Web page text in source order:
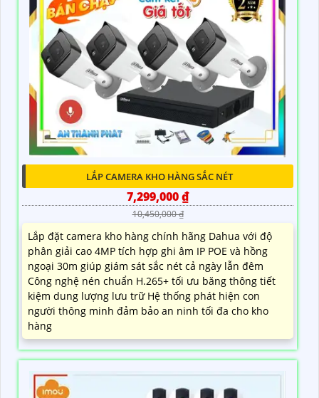
LẮP CAMERA KHO HÀNG SẮC NÉT
7,299,000 ₫
10,450,000 ₫
Lắp đặt camera kho hàng chính hãng Dahua với độ
phân giải cao 4MP tích hợp ghi âm IP POE và hồng
ngoại 30m giúp giám sát sắc nét cả ngày lẫn đêm
Công nghệ nén chuẩn H.265+ tối ưu băng thông tiết
kiệm dung lượng lưu trữ Hệ thống phát hiện con
người thông minh đảm bảo an ninh tối đa cho kho
hàng